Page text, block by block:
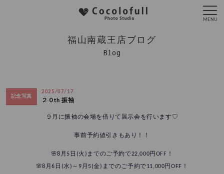
福山南蔵王店ブログ
Blog
記念写真
2025/07/17
２０th 振袖
９月に振袖の会場を借りて展示会を行います♡
事前予約値引きもあり！！
🌸8月5日(火)までのご予約で22,000円OFF！
🌸8月6日(水)～9月5(金)までのご予約で11,000円OFF！